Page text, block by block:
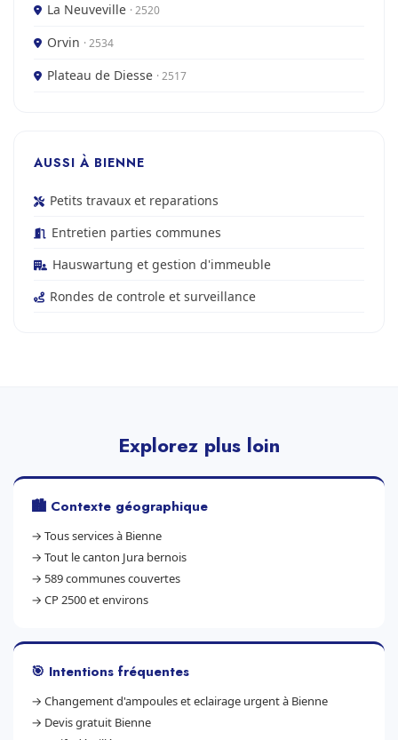
La Neuveville · 2520
Orvin · 2534
Plateau de Diesse · 2517
AUSSI À BIENNE
Petits travaux et reparations
Entretien parties communes
Hauswartung et gestion d'immeuble
Rondes de controle et surveillance
Explorez plus loin
🏙️ Contexte géographique
→ Tous services à Bienne
→ Tout le canton Jura bernois
→ 589 communes couvertes
→ CP 2500 et environs
🎯 Intentions fréquentes
→ Changement d'ampoules et eclairage urgent à Bienne
→ Devis gratuit Bienne